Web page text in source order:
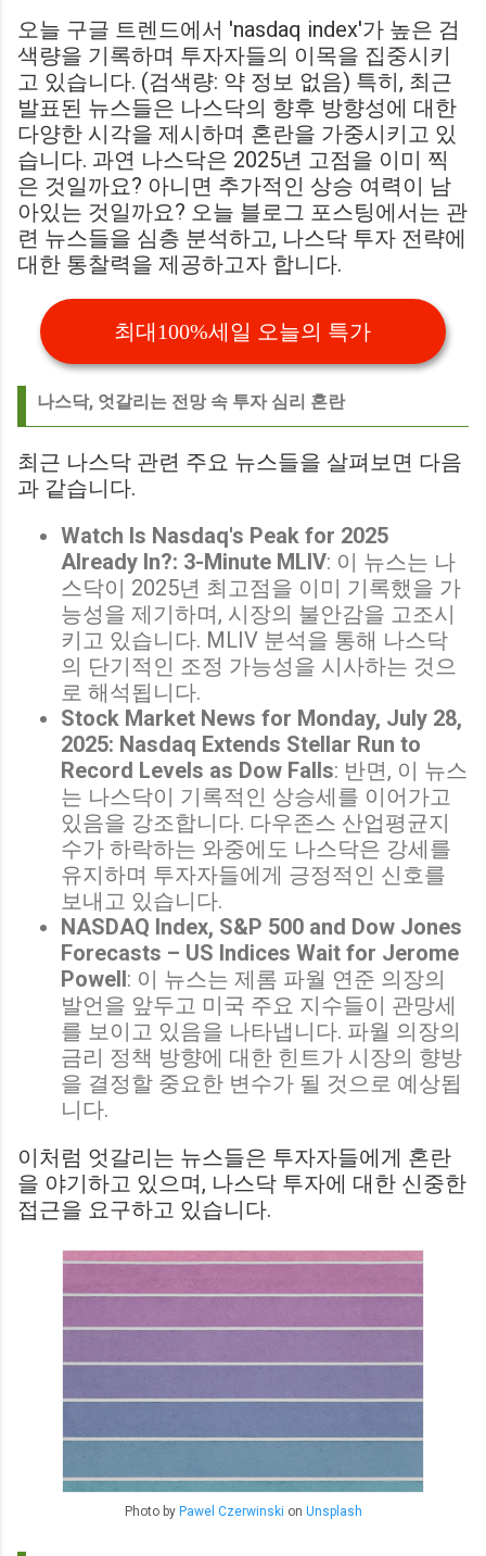
from home : 버밍엄 시티의 크리스 데이비스 감독은 원정 경기
에서 팀 고유의 색깔을 유지하는 것이 중요하다고 강조했습니
다. ...
오늘 구글 트렌드에서 'nasdaq index'가 높은 검
색량을 기록하며 투자자들의 이목을 집중시키
고 있습니다. (검색량: 약 정보 없음) 특히, 최근
발표된 뉴스들은 나스닥의 향후 방향성에 대한
다양한 시각을 제시하며 혼란을 가중시키고 있
습니다. 과연 나스닥은 2025년 고점을 이미 찍
은 것일까요? 아니면 추가적인 상승 여력이 남
아있는 것일까요? 오늘 블로그 포스팅에서는 관
련 뉴스들을 심층 분석하고, 나스닥 투자 전략에
대한 통찰력을 제공하고자 합니다.
최대100%세일 오늘의 특가
나스닥, 엇갈리는 전망 속 투자 심리 혼란
최근 나스닥 관련 주요 뉴스들을 살펴보면 다음
과 같습니다.
Watch Is Nasdaq's Peak for 2025
Already In?: 3-Minute MLIV: 이 뉴스는 나
스닥이 2025년 최고점을 이미 기록했을 가
능성을 제기하며, 시장의 불안감을 고조시
키고 있습니다. MLIV 분석을 통해 나스닥
의 단기적인 조정 가능성을 시사하는 것으
로 해석됩니다.
Stock Market News for Monday, July 28,
2025: Nasdaq Extends Stellar Run to
Record Levels as Dow Falls: 반면, 이 뉴스
는 나스닥이 기록적인 상승세를 이어가고
있음을 강조합니다. 다우존스 산업평균지
수가 하락하는 와중에도 나스닥은 강세를
유지하며 투자자들에게 긍정적인 신호를
보내고 있습니다.
NASDAQ Index, S&P 500 and Dow Jones
Forecasts – US Indices Wait for Jerome
Powell: 이 뉴스는 제롬 파월 연준 의장의
발언을 앞두고 미국 주요 지수들이 관망세
를 보이고 있음을 나타냅니다. 파월 의장의
금리 정책 방향에 대한 힌트가 시장의 향방
을 결정할 중요한 변수가 될 것으로 예상됩
니다.
이처럼 엇갈리는 뉴스들은 투자자들에게 혼란
을 야기하고 있으며, 나스닥 투자에 대한 신중한
접근을 요구하고 있습니다.
Photo by Pawel Czerwinski on Unsplash